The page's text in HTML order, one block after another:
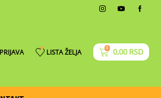
PRIJAVA 0 LISTA ŽELJA 0 0,00RSD